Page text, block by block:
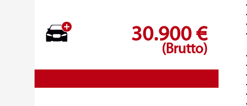
30.900 €
(Brutto)